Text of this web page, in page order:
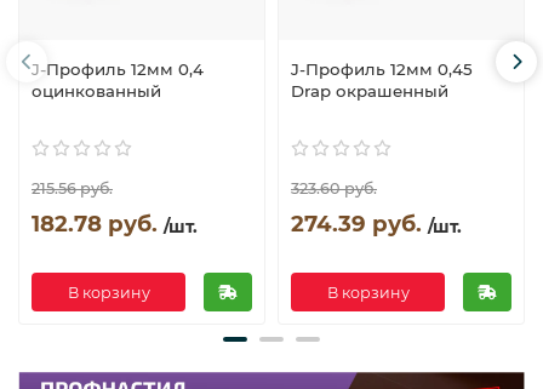
J-Профиль 12мм 0,4
оцинкованный
215.56 руб.
182.78 руб. /шт.
В корзину
J-Профиль 12мм 0,45
Drap окрашенный
323.60 руб.
274.39 руб. /шт.
В корзину